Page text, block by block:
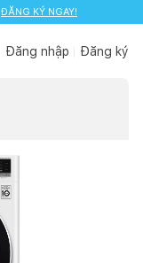
ĐĂNG KÝ NGAY!
Đăng nhập Đăng ký